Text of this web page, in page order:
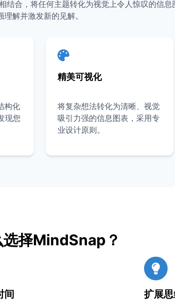
结合，将任何主题转化为视觉上令人惊叹的信息
理解并激发新的见解。
构化
现您
精美可视化
将复杂想法转化为清晰、视觉
吸引力强的信息图表，采用专
业设计原则。
选择MindSnap？
间 扩展